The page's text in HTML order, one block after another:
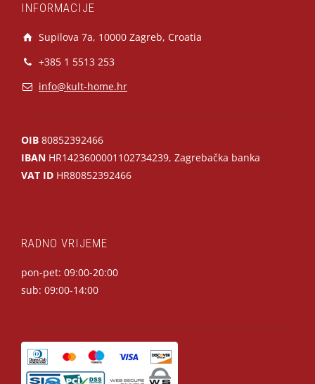
INFORMACIJE
Supilova 7a, 10000 Zagreb, Croatia
+385 1 5513 253
info@kult-home.hr
OIB 80852392466
IBAN HR1423600001102734239, Zagrebačka banka
VAT ID HR80852392466
RADNO VRIJEME
pon-pet: 09:00-20:00
sub: 09:00-14:00